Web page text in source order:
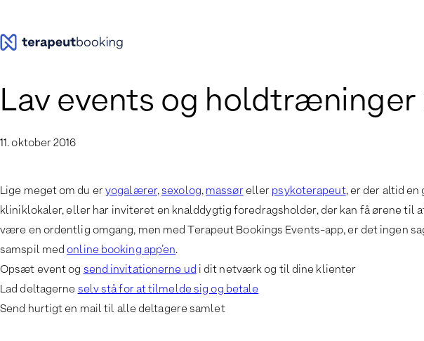
indhold
Lav events og
11. oktober 2016
Lige meget om du eryogalærer,sexolog,massørellerpsykoterapeut, er der altid
kliniklokaler, eller har inviteret en knalddygtig foredragsholder, der kan få ørene
være en ordentlig omgang, men med Terapeut Bookings Events-app, er det ingen
samspil medonline booking app’en.
Opsæt event ogsend invitationerne udi dit netværk og til dine klienter
Lad deltagerneselv stå for at tilmelde sig og betale
Send hurtigt en mail til alle deltagere samlet